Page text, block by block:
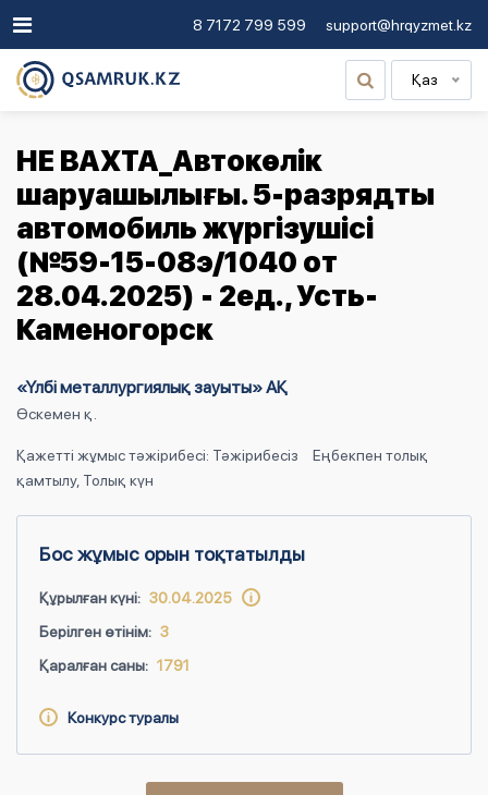
8 7172 799 599 support@hrqyzmet.kz
Қаз
НЕ ВАХТА_Автокөлік
шаруашылығы. 5-разрядты
автомобиль жүргізушісі
(№59-15-08э/1040 от
28.04.2025) - 2ед., Усть-
Каменогорск
«Үлбі металлургиялық зауыты» АҚ
Өскемен қ.
Қажетті жұмыс тәжірибесі: Тәжірибесіз
Еңбекпен толық
қамтылу, Толық күн
Бос жұмыс орын тоқтатылды
Құрылған күні: 30.04.2025
Берілген өтінім: 3
Қаралған саны: 1791
Конкурс туралы